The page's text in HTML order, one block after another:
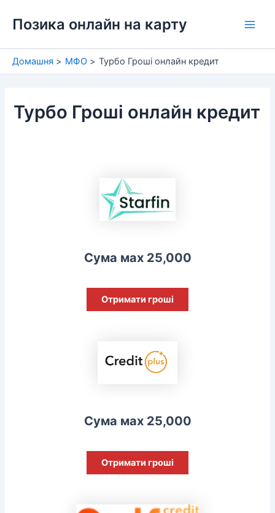
Позика онлайн на карту
Домашня МФО Турбо Гроші онлайн кредит
Турбо Гроші онлайн кредит
Сума мах 25,000
Отримати гроші
Сума мах 25,000
Отримати гроші